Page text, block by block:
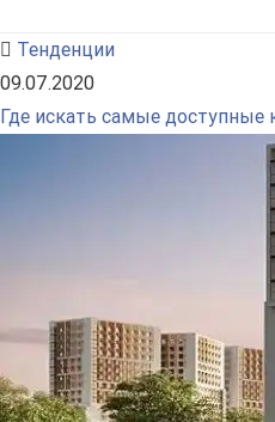
Тенденции
09.07.2020
Где искать самые